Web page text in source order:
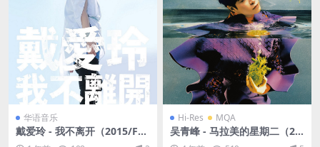
华语音乐
戴爱玲 - 我不离开（2015/FL
AC/分轨/277M）
Hi-Res MQA
吴青峰 - 马拉美的星期二（20
22/FLAC/分轨/512M）(MQ